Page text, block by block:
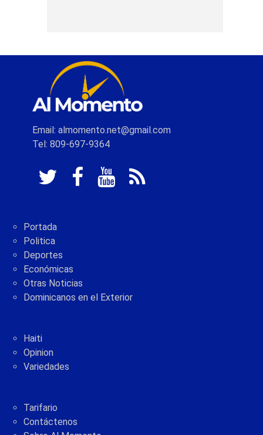
Email: almomento.net@gmail.com
Tel: 809-697-9364
Portada
Politica
Deportes
Económicas
Otras Noticias
Dominicanos en el Exterior
Haiti
Opinion
Variedades
Tarifario
Contáctenos